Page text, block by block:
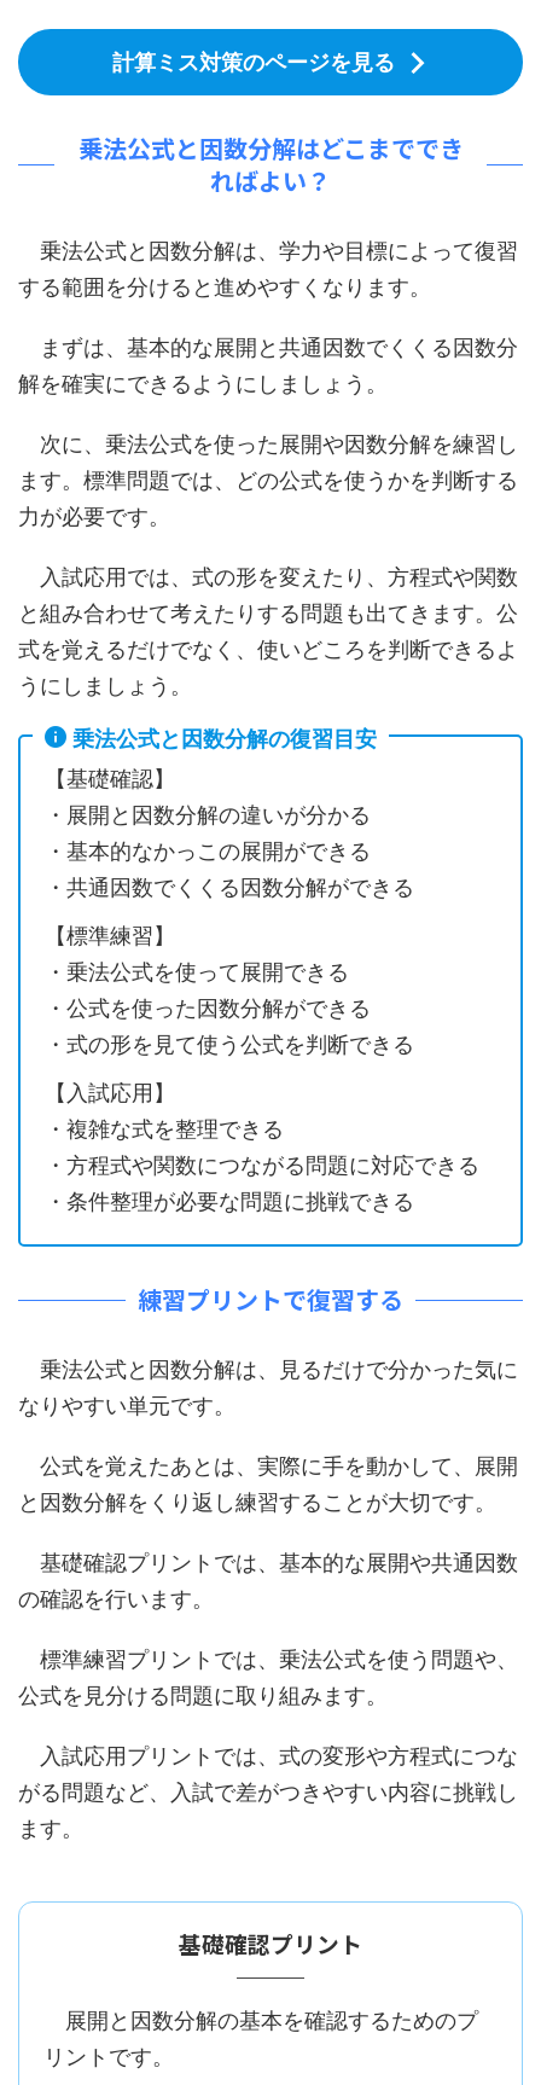
計算ミス対策のページを見る
乗法公式と因数分解はどこまででき
ればよい？
乗法公式と因数分解は、学力や目標によって復習
する範囲を分けると進めやすくなります。
まずは、基本的な展開と共通因数でくくる因数分
解を確実にできるようにしましょう。
次に、乗法公式を使った展開や因数分解を練習し
ます。標準問題では、どの公式を使うかを判断する
力が必要です。
入試応用では、式の形を変えたり、方程式や関数
と組み合わせて考えたりする問題も出てきます。公
式を覚えるだけでなく、使いどころを判断できるよ
うにしましょう。
乗法公式と因数分解の復習目安
【基礎確認】
・展開と因数分解の違いが分かる
・基本的なかっこの展開ができる
・共通因数でくくる因数分解ができる
【標準練習】
・乗法公式を使って展開できる
・公式を使った因数分解ができる
・式の形を見て使う公式を判断できる
【入試応用】
・複雑な式を整理できる
・方程式や関数につながる問題に対応できる
・条件整理が必要な問題に挑戦できる
練習プリントで復習する
乗法公式と因数分解は、見るだけで分かった気に
なりやすい単元です。
公式を覚えたあとは、実際に手を動かして、展開
と因数分解をくり返し練習することが大切です。
基礎確認プリントでは、基本的な展開や共通因数
の確認を行います。
標準練習プリントでは、乗法公式を使う問題や、
公式を見分ける問題に取り組みます。
入試応用プリントでは、式の変形や方程式につな
がる問題など、入試で差がつきやすい内容に挑戦し
ます。
基礎確認プリント
展開と因数分解の基本を確認するためのプ
リントです。